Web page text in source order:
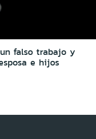
falso trabajo y
e hijos